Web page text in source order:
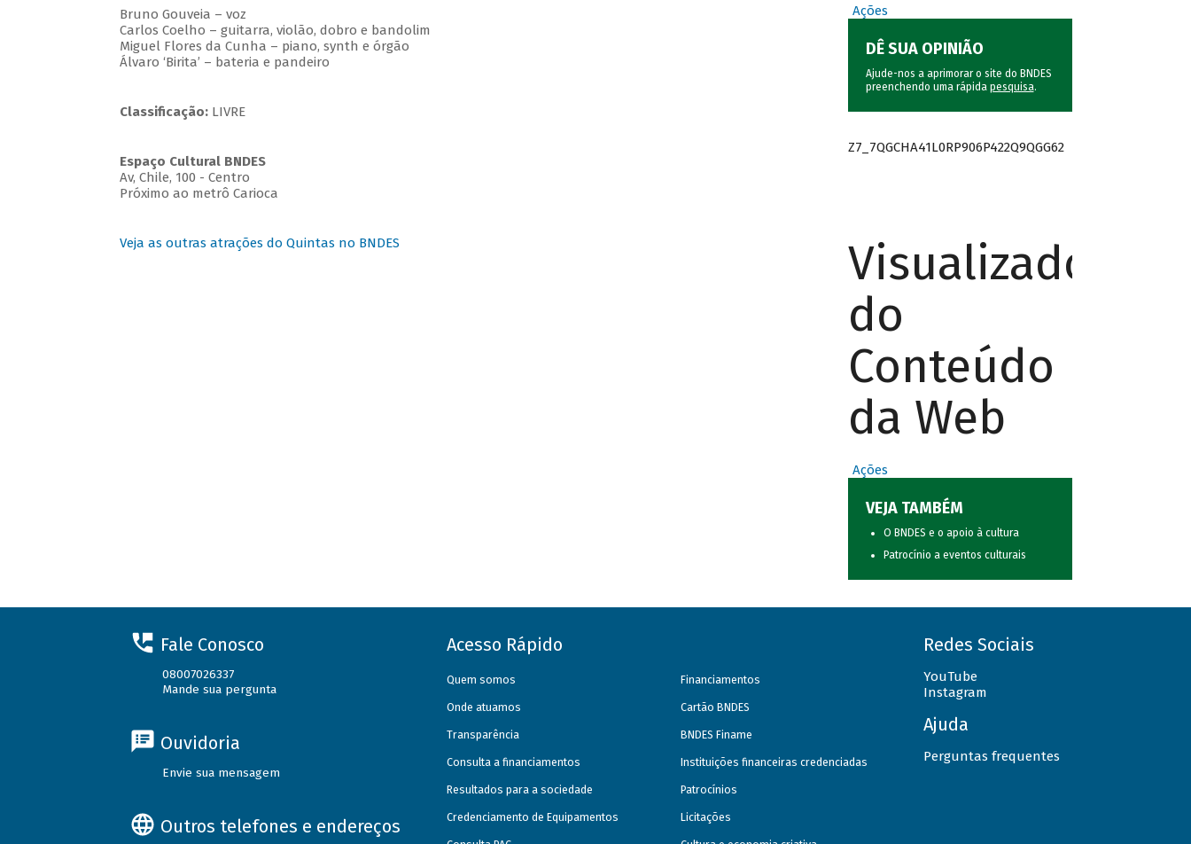
Bruno Gouveia – voz
Carlos Coelho – guitarra, violão, dobro e bandolim
Miguel Flores da Cunha – piano, synth e órgão
Álvaro ‘Birita’ – bateria e pandeiro
Classificação: LIVRE
Espaço Cultural BNDES
Av, Chile, 100 - Centro
Próximo ao metrô Carioca
Veja as outras atrações do Quintas no BNDES
Ações
DÊ SUA OPINIÃO
Ajude-nos a aprimorar o site do BNDES
preenchendo uma rápida pesquisa.
Z7_7QGCHA41L0RP906P422Q9QGG62
Visualizador
do
Conteúdo
da Web
Ações
VEJA TAMBÉM
O BNDES e o apoio à cultura
Patrocínio a eventos culturais
Fale Conosco
08007026337
Mande sua pergunta
Ouvidoria
Envie sua mensagem
Outros telefones e endereços
Acesso Rápido
Quem somos
Onde atuamos
Transparência
Consulta a financiamentos
Resultados para a sociedade
Credenciamento de Equipamentos
Financiamentos
Cartão BNDES
BNDES Finame
Instituições financeiras credenciadas
Patrocínios
Licitações
Redes Sociais
YouTube
Instagram
Ajuda
Perguntas frequentes